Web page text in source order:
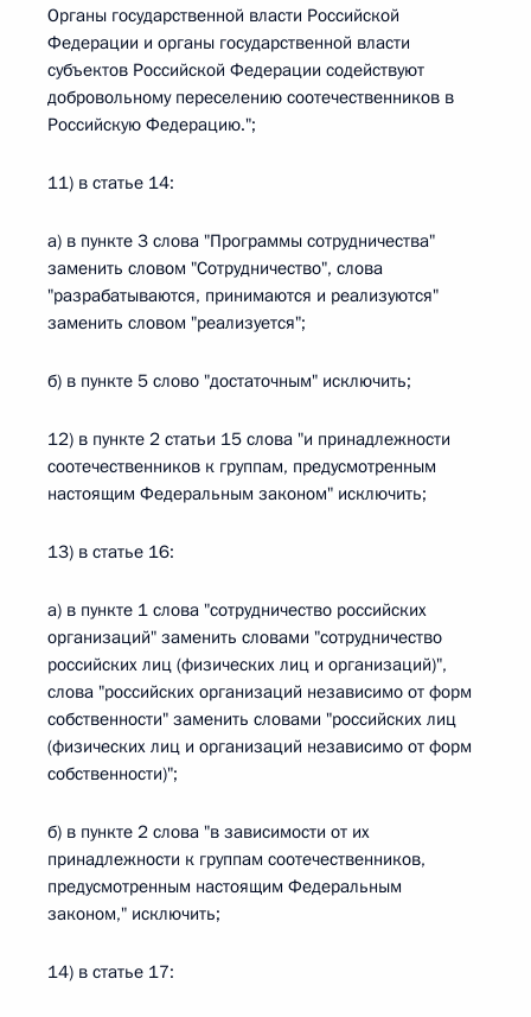
Органы государственной власти Российской
Федерации и органы государственной власти
субъектов Российской Федерации содействуют
добровольному переселению соотечественников в
Российскую Федерацию.";
11) в статье 14:
а) в пункте 3 слова "Программы сотрудничества"
заменить словом "Сотрудничество", слова
"разрабатываются, принимаются и реализуются"
заменить словом "реализуется";
б) в пункте 5 слово "достаточным" исключить;
12) в пункте 2 статьи 15 слова "и принадлежности
соотечественников к группам, предусмотренным
настоящим Федеральным законом" исключить;
13) в статье 16:
а) в пункте 1 слова "сотрудничество российских
организаций" заменить словами "сотрудничество
российских лиц (физических лиц и организаций)",
слова "российских организаций независимо от форм
собственности" заменить словами "российских лиц
(физических лиц и организаций независимо от форм
собственности)";
б) в пункте 2 слова "в зависимости от их
принадлежности к группам соотечественников,
предусмотренным настоящим Федеральным
законом," исключить;
14) в статье 17: